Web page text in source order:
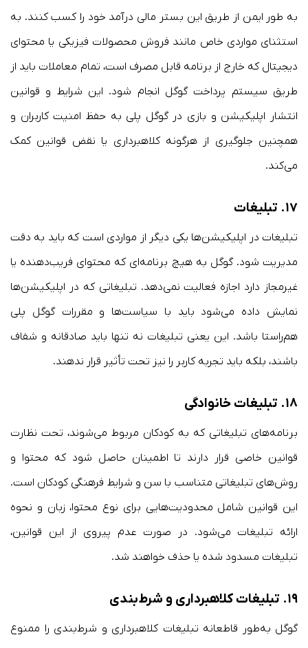
به طور ایمن از طریق این بستر مالی درآمد خود را کسب کنند. به
استثنای مواردی خاص مانند فروش محصولات فیزیکی یا محتوای
دیجیتال که خارج از برنامه قابل مصرف است، تمام معاملات باید از
طریق سیستم پرداخت گوگل انجام شود. این شرایط و قوانین
انتشار اپلیکیشن و بازی در گوگل پلی به حفظ امنیت کاربران و
همچنین جلوگیری از هرگونه کلاهبرداری یا نقض قوانین کمک
می‌کند.
۱۷. تبلیغات
تبلیغات در اپلیکیشن‌ها یکی دیگر از مواردی است که باید به دقت
مدیریت شود. گوگل به هیچ برنامه‌ای که محتوای فریب‌دهنده یا
غیرمجاز دارد اجازه فعالیت نمی‌دهد. تبلیغاتی که در اپلیکیشن‌ها
نمایش داده می‌شود باید با سیاست‌ها و مقررات گوگل پلی
هم‌راستا باشد. این یعنی تبلیغات نه تنها باید صادقانه و شفاف
باشند، بلکه باید تجربه کاربر را نیز تحت تأثیر قرار ندهند.
۱۸. تبلیغات خانوادگی
برنامه‌های تبلیغاتی که به کودکان مربوط می‌شوند، تحت نظارت
قوانین خاصی قرار دارند تا اطمینان حاصل شود که محتوا و
روش‌های تبلیغاتی متناسب با سن و شرایط فرهنگی کودکان است.
این قوانین شامل محدودیت‌هایی برای نوع محتوا، زبان و نحوه
ارائه تبلیغات می‌شود. در صورت عدم پیروی از این قوانین،
تبلیغات مسدود شده یا حذف خواهند شد.
۱۹. تبلیغات کلاهبرداری و شرط‌بندی
گوگل به‌طور قاطعانه تبلیغات کلاهبرداری و شرط‌بندی را ممنوع